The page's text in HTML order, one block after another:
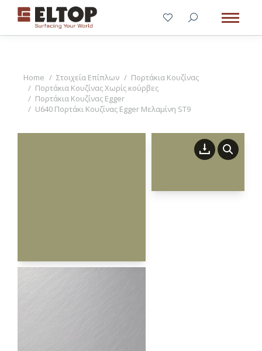
You are here:
Home Στοιχεία Επίπλων
Πορτάκια Κουζίνας
Πορτάκια Κουζίνας Χωρίς κούρβες
Πορτάκια Κουζίνας Egger
U640 Πορτάκι Κουζίνας Egger Μελαμίνη ST9